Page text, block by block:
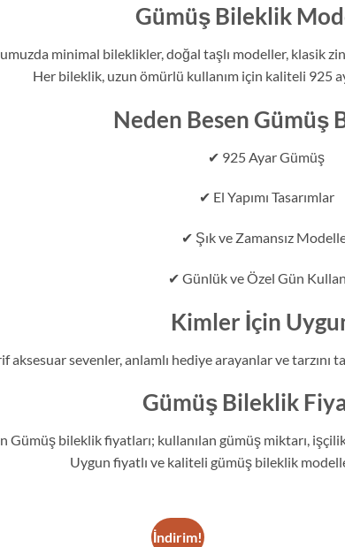
Gümüş Bileklik
minimal bileklikler, doğal taşlı modeller, klasik
Her bileklik, uzun ömürlü kullanım için kaliteli 925
Neden Besen Gümüş
✔ 925 Ayar Gümüş
✔ El Yapımı Tasarımlar
✔ Şık ve Zamansız
✔ Günlük ve Özel Gün
Kimler İçin
aksesuar sevenler, anlamlı hediye arayanlar ve
Gümüş Bileklik
Gümüş bileklik fiyatları; kullanılan gümüş miktarı,
Uygun fiyatlı ve kaliteli gümüş bileklik
İndirim!